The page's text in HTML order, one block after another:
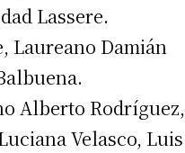
Lassere.
Laureano Damián
Alberto Rodríguez,
Velasco, Luis